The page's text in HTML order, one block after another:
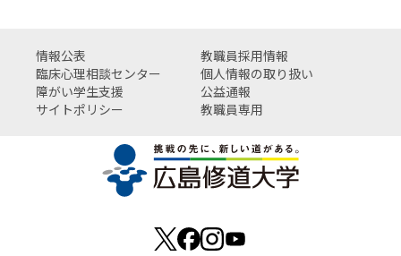
情報公表
教職員採用情報
臨床心理相談センター
個人情報の取り扱い
障がい学生支援
公益通報
サイトポリシー
教職員専用